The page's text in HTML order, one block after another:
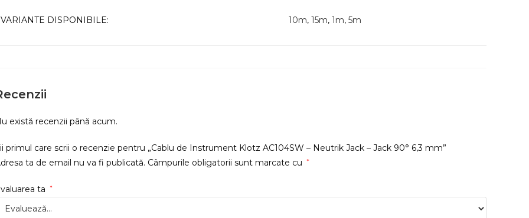
VARIANTE DISPONIBILE: 10m, 15m, 1m, 5m
există recenzii până acum.
primul care scrii o recenzie pentru „Cablu de Instrument Klotz AC104SW – Neutrik Jack – Jack 90° 6,3 mm”
ta de email nu va fi publicată. Câmpurile obligatorii sunt marcate cu *
ta *